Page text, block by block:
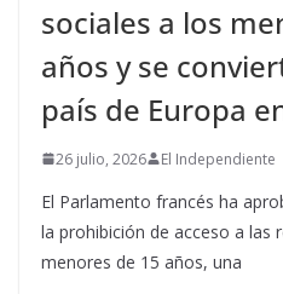
sociales a los
años y se
país de Europa
26 julio, 2026 El Independiente
El Parlamento francés ha
la prohibición de acceso a las
menores de 15 años, una